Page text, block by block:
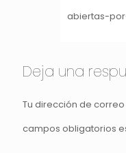
abiertas-
Deja una
Tu dirección de
campos obligatorios